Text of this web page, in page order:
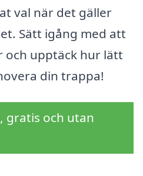
val när det gäller
Sätt igång med att
upptäck hur lätt
din trappa!
gratis och utan